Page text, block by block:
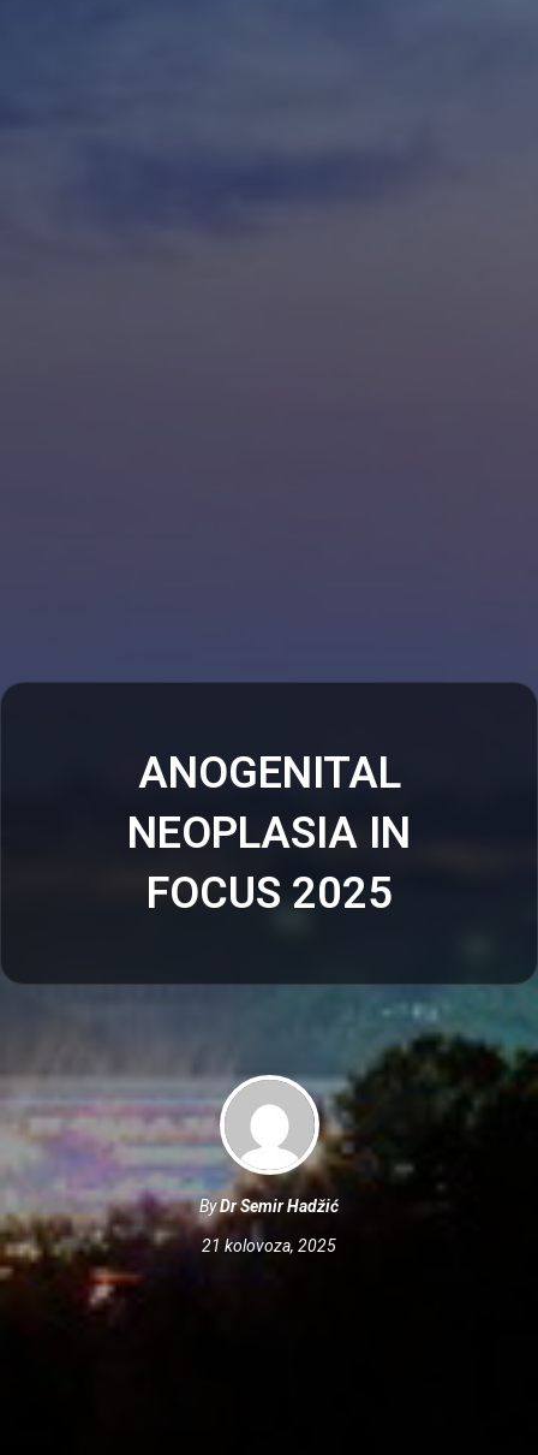
ANOGENITAL
NEOPLASIA IN
FOCUS 2025
ByDr Semir Hadžić
21 kolovoza, 2025